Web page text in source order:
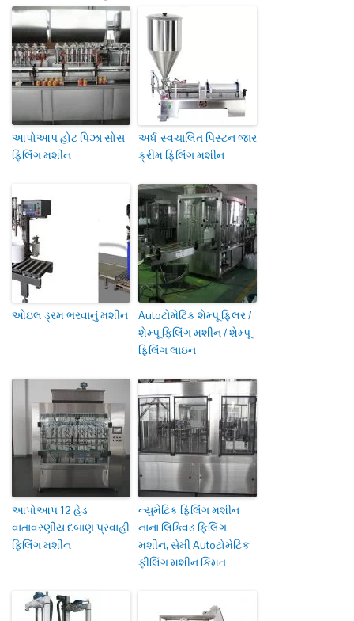
આપોઆપ હોટ પિઝા સોસ
ફિલિંગ મશીન
અર્ધ-સ્વચાલિત પિસ્ટન જાર
ક્રીમ ફિલિંગ મશીન
ઓઇલ ડ્રમ ભરવાનું મશીન
Autoટોમેટિક શેમ્પૂ ફિલર /
શેમ્પૂ ફિલિંગ મશીન / શેમ્પૂ
ફિલિંગ લાઇન
આપોઆપ 12 હેડ
વાતાવરણીય દબાણ પ્રવાહી
ફિલિંગ મશીન
ન્યુમેટિક ફિલિંગ મશીન
નાના લિક્વિડ ફિલિંગ
મશીન, સેમી Autoટોમેટિક
ફીલિંગ મશીન કિંમત